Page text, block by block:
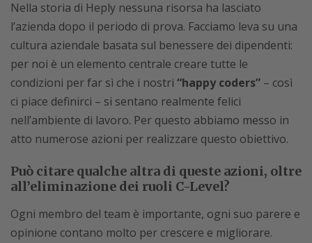
Nella storia di Heply nessuna risorsa ha lasciato
l’azienda dopo il periodo di prova. Facciamo leva su una
cultura aziendale basata sul benessere dei dipendenti:
per noi è un elemento centrale creare tutte le
condizioni per far sì che i nostri “happy coders” – così
ci piace definirci – si sentano realmente felici
nell’ambiente di lavoro. Per questo abbiamo messo in
atto numerose azioni per realizzare questo obiettivo.
Può citare qualche altra di queste azioni, oltre
all’eliminazione dei ruoli C-Level?
Ogni membro del team è importante, ogni suo parere e
opinione contano molto per crescere e migliorare.